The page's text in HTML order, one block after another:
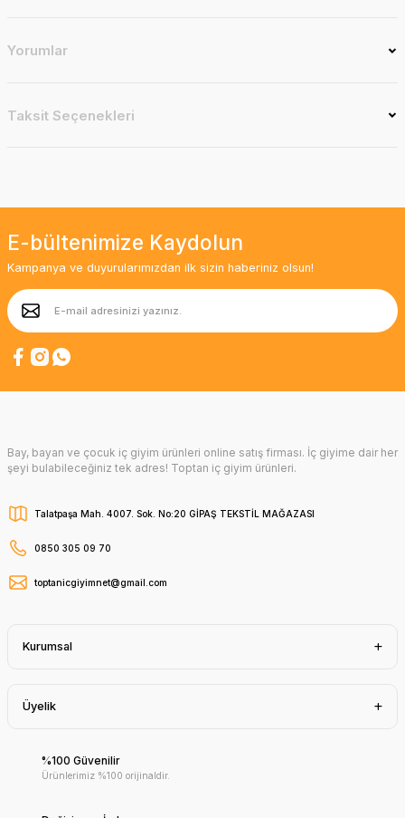
Yorumlar
Taksit Seçenekleri
E-bültenimize Kaydolun
Kampanya ve duyurularımızdan ilk sizin haberiniz olsun!
Bay, bayan ve çocuk iç giyim ürünleri online satış firması. İç giyime dair her
şeyi bulabileceğiniz tek adres! Toptan iç giyim ürünleri.
Talatpaşa Mah. 4007. Sok. No:20 GİPAŞ TEKSTİL MAĞAZASI
0850 305 09 70
toptanicgiyimnet@gmail.com
Kurumsal
Üyelik
%100 Güvenilir
Ürünlerimiz %100 orijinaldir.